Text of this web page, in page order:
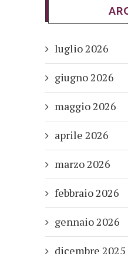
luglio 2026
giugno 2026
maggio 2026
aprile 2026
marzo 2026
febbraio 2026
gennaio 2026
dicembre 2025